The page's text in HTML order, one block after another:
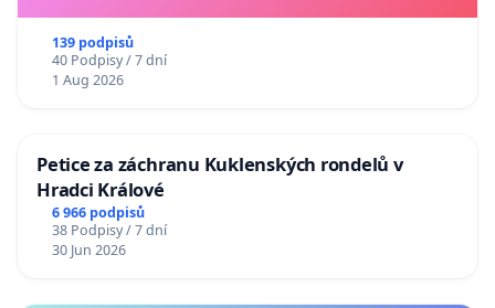
139 podpisů
40 Podpisy / 7 dní
1 Aug 2026
Petice za záchranu Kuklenských rondelů v
Hradci Králové
6 966 podpisů
38 Podpisy / 7 dní
30 Jun 2026